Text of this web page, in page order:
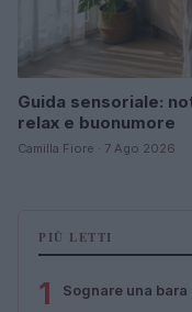
Guida sensoriale:
relax e buonumore
Camilla Fiore · 7 Ago 2026
PIÙ LETTI
1 Sognare una